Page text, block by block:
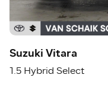
Suzuki Vitara
1.5 Hybrid Select